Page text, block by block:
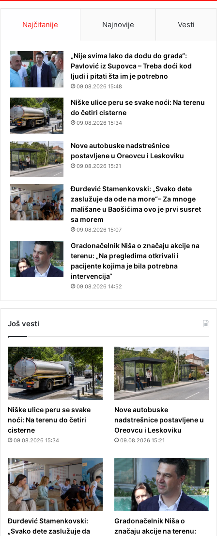
Najčitanije Najnovije Vesti
„Nije svima lako da dođu do grada“:
Pavlović iz Supovca – Treba doći kod
ljudi i pitati šta im je potrebno
09.08.2026 15:48
Niške ulice peru se svake noći: Na terenu
do četiri cisterne
09.08.2026 15:34
Nove autobuske nadstrešnice
postavljene u Oreovcu i Leskoviku
09.08.2026 15:21
Đurđević Stamenkovski: „Svako dete
zaslužuje da ode na more“– Za mnoge
mališane u Baošićima ovo je prvi susret
sa morem
09.08.2026 15:07
Gradonačelnik Niša o značaju akcije na
terenu: „Na pregledima otkrivali i
pacijente kojima je bila potrebna
intervencija“
09.08.2026 14:52
Još vesti
Niške ulice peru se svake
noći: Na terenu do četiri
cisterne
09.08.2026 15:34
Nove autobuske
nadstrešnice postavljene u
Oreovcu i Leskoviku
09.08.2026 15:21
Đurđević Stamenkovski:
„Svako dete zaslužuje da
Gradonačelnik Niša o
značaju akcije na terenu: